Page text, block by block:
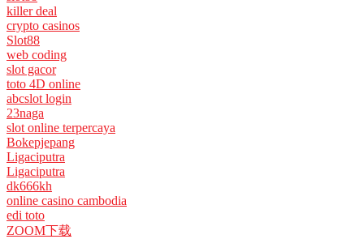
killer deal
crypto casinos
Slot88
web coding
slot gacor
toto 4D online
abcslot login
23naga
slot online terpercaya
Bokepjepang
Ligaciputra
Ligaciputra
dk666kh
online casino cambodia
edi toto
ZOOM下载